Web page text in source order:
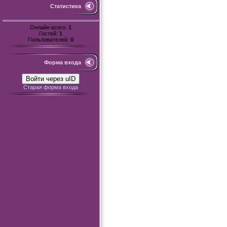
Статистика
Онлайн всего: 1
Гостей: 1
Пользователей: 0
Форма входа
Войти через uID
Старая форма входа